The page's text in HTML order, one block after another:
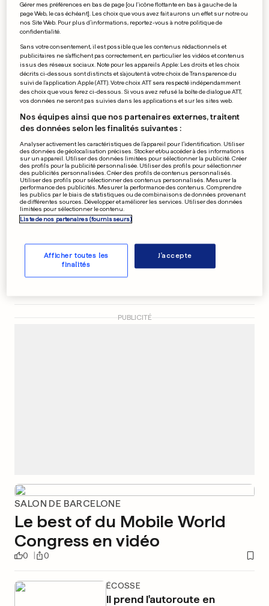
HANDBALL
Museldall s’adjuge la Coupe
féminine
0 0
INNOVATION
Le parking en ville
révolutionné en un clic?
0 0
Phase finale pour la réforme
des préretraites
PUBLICITÉ
SALON DE BARCELONE
Le best of du Mobile World
Congress en vidéo
0 0
ÉCOSSE
Il prend l'autoroute en
Gérer mes préférences en bas de page [ou l'icône flottante en bas à gauche de la
page Web, le cas échéant]. Les choix que vous avez fait aurons un effet sur notre ou
nos Site Web. Pour plus d’informations, reportez-vous à notre politique de
confidentialité.
Sans votre consentement, il est possible que les contenus rédactionnels et
publicitaires ne s'affichent pas correctement, en particulier les vidéos et contenus
issus des réseaux sociaux. Note pour les appareils Apple: Les droits et les choix
décrits ci-dessous sont distincts et s'ajoutent à votre choix de Transparence du
suivi de l'application Apple (ATT). Votre choix ATT sera respecté indépendamment
des choix que vous ferez ci-dessous. Si vous avez refusé la boîte de dialogue ATT,
vos données ne seront pas suivies dans les applications et sur les sites web.
Nos équipes ainsi que nos partenaires externes, traitent
des données selon les finalités suivantes :
Analyser activement les caractéristiques de l’appareil pour l’identification. Utiliser
des données de géolocalisation précises. Stocker et/ou accéder à des informations
sur un appareil. Utiliser des données limitées pour sélectionner la publicité. Créer
des profils pour la publicité personnalisée. Utiliser des profils pour sélectionner
des publicités personnalisées. Créer des profils de contenus personnalisés.
Utiliser des profils pour sélectionner des contenus personnalisés. Mesurer la
performance des publicités. Mesurer la performance des contenus. Comprendre
les publics par le biais de statistiques ou de combinaisons de données provenant
de différentes sources. Développer et améliorer les services. Utiliser des données
limitées pour sélectionner le contenu.
Liste de nos partenaires (fournisseurs)
Afficher toutes les
finalités
J'accepte